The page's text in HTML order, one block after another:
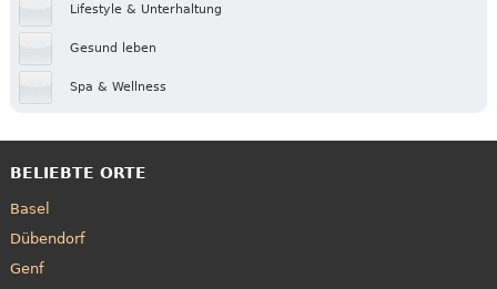
Lifestyle & Unterhaltung
Gesund leben
Spa & Wellness
BELIEBTE ORTE
Basel
Dübendorf
Genf